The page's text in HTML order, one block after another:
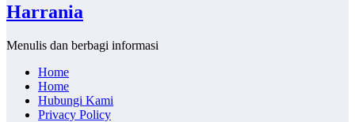
Harrania
Menulis dan berbagi informasi
Home
Home
Hubungi Kami
Privacy Policy